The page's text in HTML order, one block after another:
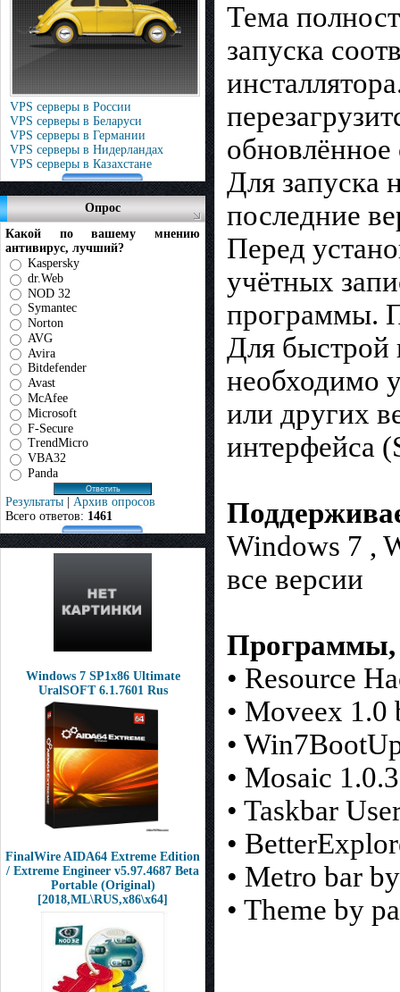
VPS серверы в России
VPS серверы в Беларуси
VPS серверы в Германии
VPS серверы в Нидерландах
VPS серверы в Казахстане
Опрос
Какой по вашему мнению
антивирус, лучший?
Kaspersky
dr.Web
NOD 32
Symantec
Norton
AVG
Avira
Bitdefender
Avast
McAfee
Microsoft
F-Secure
TrendMicro
VBA32
Panda
Результаты | Архив опросов
Всего ответов: 1461
Windows 7 SP1х86 Ultimate
UralSOFT 6.1.7601 Rus
FinalWire AIDA64 Extreme Edition
/ Extreme Engineer v5.97.4687 Beta
Portable (Original)
[2018,ML\RUS,x86\x64]
Тема
запуска
Для запуска
последние
Перед
учётных
программы.
Для быстрой
необходимо
или других
интерфейса
Windows 7 ,
все версии
Программы,
• Resource
• Moveex
•
• Mosaic
• Taskbar
•
• Metro bar
• Theme by